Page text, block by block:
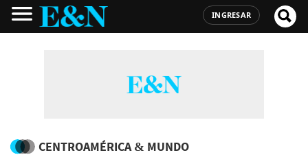
INGRESAR
CENTROAMÉRICA & MUNDO